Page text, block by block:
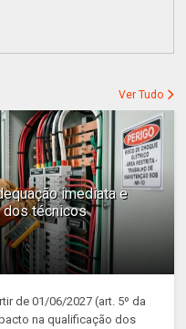
Ver Tudo
imediata e
dos técnicos
de 01/06/2027 (art. 5º da
na qualificação dos